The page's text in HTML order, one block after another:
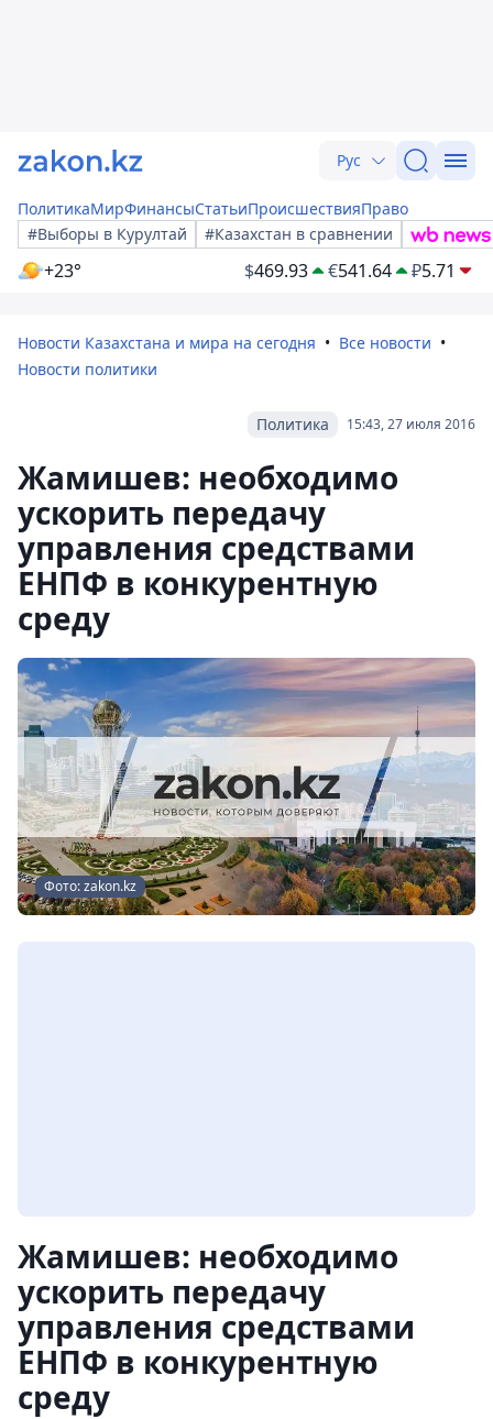
Рус
ПолитикаМирФинансыСтатьиПроисшествияПраво
#Выборы в Курултай
#Казахстан в сравнении
+23° $469.93 €541.64 ₽5.71
Новости Казахстана и мира на сегодня
Все новости
Новости политики
15:43, 27 июля 2016
Политика
Жамишев: необходимо
ускорить передачу
управления средствами
ЕНПФ в конкурентную
среду
Фото: zakon.kz
Жамишев: необходимо
ускорить передачу
управления средствами
ЕНПФ в конкурентную
среду